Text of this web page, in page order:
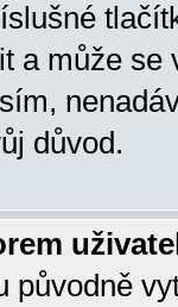
a může se
důvod.
původně